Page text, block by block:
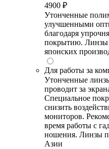
4900 ₽
Утонченные
улучшенными
благодаря
покрытию. Линзы
японских
Для работы за
Утонченные
проводит за
Специальное
снизить
мониторов.
время работы с
ношения. Линзы
Азии